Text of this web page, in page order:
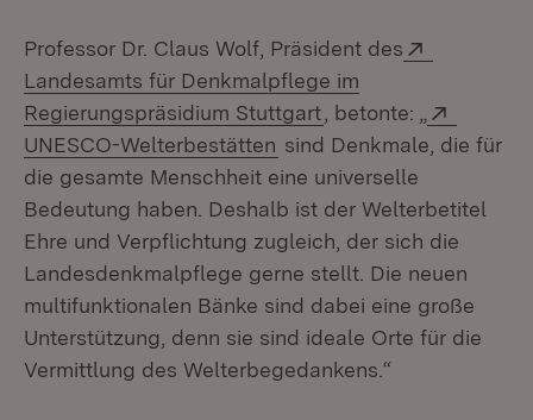
Professor Dr. Claus Wolf, Präsident des
Landesamts für Denkmalpflege im
Regierungspräsidium Stuttgart (Öffnet in neuem
, betonte: „
UNESCO-Welterbestätten (Öffnet in neuem Fenster)
sind Denkmale, die für
die gesamte Menschheit eine universelle
Bedeutung haben. Deshalb ist der Welterbetitel
Ehre und Verpflichtung zugleich, der sich die
Landesdenkmalpflege gerne stellt. Die neuen
multifunktionalen Bänke sind dabei eine große
Unterstützung, denn sie sind ideale Orte für die
Vermittlung des Welterbegedankens.“